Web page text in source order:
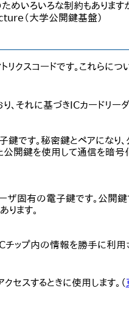
めいろいろな制約もありま
（大学公開鍵基盤）
クスコードです。これらにつ
それに基づきICカードリー
鍵です。秘密鍵とペアにな
公開鍵を使用して通信を暗
ザ固有の電子鍵です。公開
ます。
チップ内の情報を勝手に利用
セスするときに使用します。（